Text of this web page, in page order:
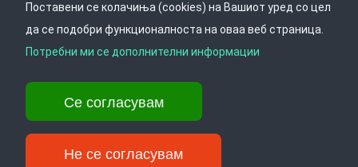
Врати се горе Следете не на
Ул. Даме Груев 14, Катна гаража Беко на 1-виот кат, 1000 Скопје,
Тел: +389 2 3103 601 (641), Факс: +389 2 3137 149 |
info@ippo.gov.mk
Поставени се колачиња (cookies) на Вашиот уред со цел
да се подобри функционалноста на оваа веб страница.
Потребни ми се дополнителни информации
Се согласувам
Не се согласувам